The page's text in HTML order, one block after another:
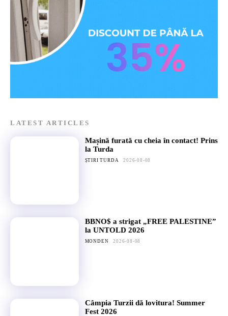
LATEST ARTICLES
Mașină furată cu cheia în contact! Prins
la Turda
ȘTIRI TURDA 2026-08-08
BBNO$ a strigat „FREE PALESTINE”
la UNTOLD 2026
MONDEN 2026-08-08
Câmpia Turzii dă lovitura! Summer
Fest 2026